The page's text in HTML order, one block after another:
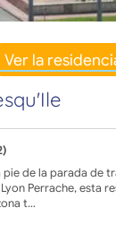
Ver la
de la parada de
Perrache, esta
t…